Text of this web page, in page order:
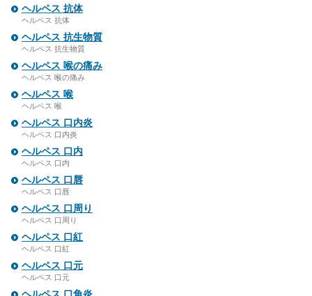
ヘルペス 抗体
ヘルペス 抗体
ヘルペス 抗生物質
ヘルペス 抗生物質
ヘルペス 喉の痛み
ヘルペス 喉の痛み
ヘルペス 喉
ヘルペス 喉
ヘルペス 口内炎
ヘルペス 口内炎
ヘルペス 口内
ヘルペス 口内
ヘルペス 口唇
ヘルペス 口唇
ヘルペス 口周り
ヘルペス 口周り
ヘルペス 口紅
ヘルペス 口紅
ヘルペス 口元
ヘルペス 口元